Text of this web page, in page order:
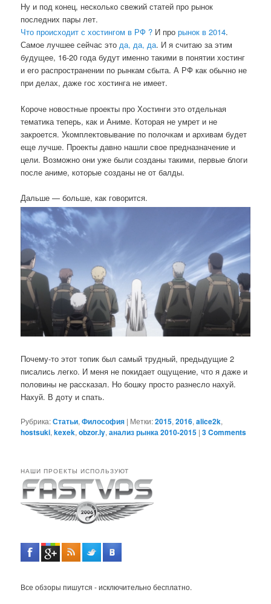
Ну и под конец, несколько свежий статей про рынок
последних пары лет.
Что происходит с хостингом в РФ ? И прорынок в 2014.
Самое лучшее сейчас этода, да, да. И я считаю за этим
будущее, 16-20 года будут именно такими в понятии хостинг
и его распространении по рынкам сбыта. А РФ как обычно не
при делах, даже гос хостинга не имеет.
Короче новостные проекты про Хостинги это отдельная
тематика теперь, как и Аниме. Которая не умрет и не
закроется. Укомплектовывание по полочкам и архивам будет
еще лучше. Проекты давно нашли свое предназначение и
цели. Возможно они уже были созданы такими, первые блоги
после аниме, которые созданы не от балды.
Дальше — больше, как говорится.
Почему-то этот топик был самый трудный, предыдущие 2
писались легко. И меня не покидает ощущение, что я даже и
половины не рассказал. Но бошку просто разнесло нахуй.
Нахуй. В доту и спать.
Рубрика:Статьи,Философия | Метки:2015,2016,alice2k,
hostsuki,kexek,obzor.ly,анализ рынка 2010-2015 |3 Comments
НАШИ ПРОЕКТЫ ИСПОЛЬЗУЮТ
Все обзоры пишутся - исключительно бесплатно.